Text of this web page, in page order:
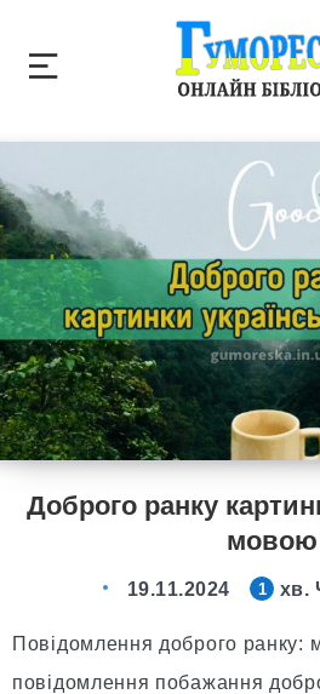
Доброго ранку
мовою
19.11.2024 1 хв.
Повідомлення доброго ранку:
повідомлення побажання